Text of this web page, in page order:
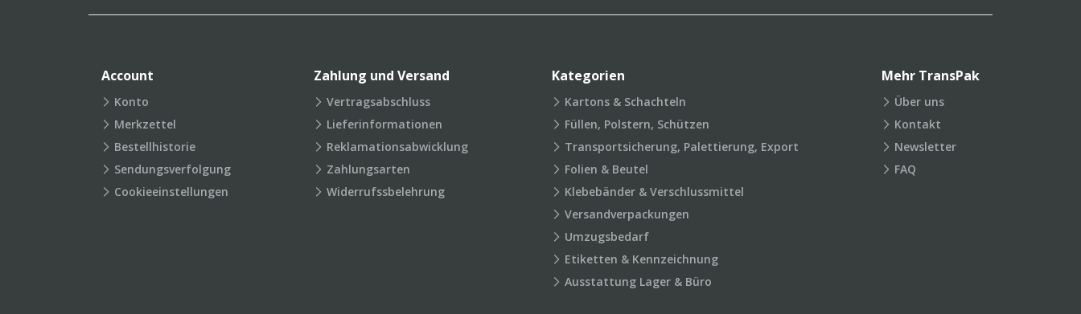
Account
Konto
Merkzettel
Bestellhistorie
Sendungsverfolgung
Cookieeinstellungen
Zahlung und Versand
Vertragsabschluss
Lieferinformationen
Reklamationsabwicklung
Zahlungsarten
Widerrufssbelehrung
Kategorien
Kartons & Schachteln
Füllen, Polstern, Schützen
Transportsicherung, Palettierung, Export
Folien & Beutel
Klebebänder & Verschlussmittel
Versandverpackungen
Umzugsbedarf
Etiketten & Kennzeichnung
Ausstattung Lager & Büro
Mehr TransPak
Über uns
Kontakt
Newsletter
FAQ